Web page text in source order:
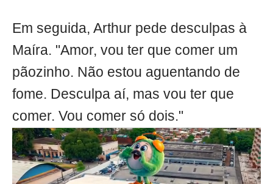
Em seguida, Arthur pede desculpas à
Maíra. "Amor, vou ter que comer um
pãozinho. Não estou aguentando de
fome. Desculpa aí, mas vou ter que
comer. Vou comer só dois."